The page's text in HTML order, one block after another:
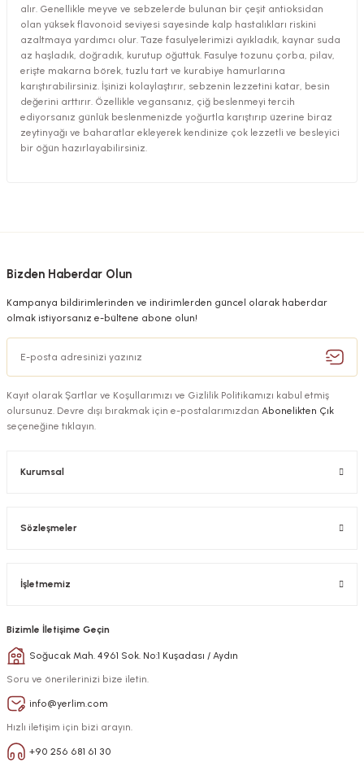
alır. Genellikle meyve ve sebzelerde bulunan bir çeşit antioksidan
olan yüksek flavonoid seviyesi sayesinde kalp hastalıkları riskini
azaltmaya yardımcı olur. Taze fasulyelerimizi ayıkladık, kaynar suda
az haşladık, doğradık, kurutup öğüttük. Fasulye tozunu çorba, pilav,
erişte makarna börek, tuzlu tart ve kurabiye hamurlarına
karıştırabilirsiniz. İşinizi kolaylaştırır, sebzenin lezzetini katar, besin
değerini arttırır. Özellikle vegansanız, çiğ beslenmeyi tercih
ediyorsanız günlük beslenmenizde yoğurtla karıştırıp üzerine biraz
zeytinyağı ve baharatlar ekleyerek kendinize çok lezzetli ve besleyici
bir öğün hazırlayabilirsiniz.
Bizden Haberdar Olun
Kampanya bildirimlerinden ve indirimlerden güncel olarak haberdar
olmak istiyorsanız e-bültene abone olun!
Kayıt olarak Şartlar ve Koşullarımızı ve Gizlilik Politikamızı kabul etmiş
olursunuz. Devre dışı bırakmak için e-postalarımızdan Abonelikten Çık
seçeneğine tıklayın.
Kurumsal
Sözleşmeler
İşletmemiz
Bizimle İletişime Geçin
Soğucak Mah. 4961 Sok. No:1 Kuşadası / Aydın
Soru ve önerilerinizi bize iletin.
info@yerlim.com
Hızlı iletişim için bizi arayın.
+90 256 681 61 30